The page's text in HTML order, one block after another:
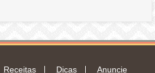
Receitas Dicas Anuncie